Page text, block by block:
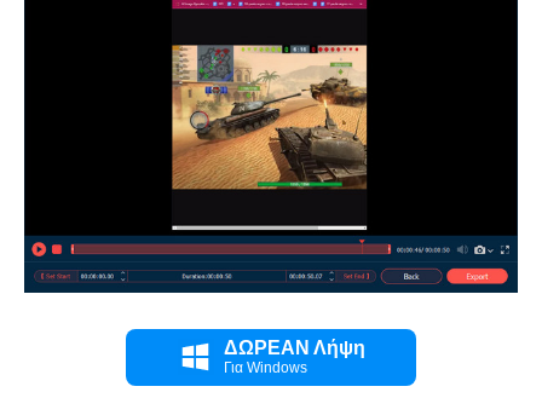
ΔΩΡΕΑΝ Λήψη
Για Windows